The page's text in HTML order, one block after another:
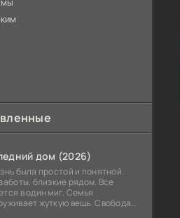
дом (2026)
была простой и понятной.
близкие рядом. Все
в один миг. Семья
жуткую вещь. Свобода